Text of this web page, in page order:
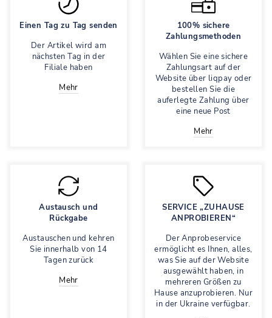
Einen Tag zu Tag senden
Der Artikel wird am
nächsten Tag in der
Filiale haben
Mehr
100% sichere
Zahlungsmethoden
Wählen Sie eine sichere
Zahlungsart auf der
Website über liqpay oder
bestellen Sie die
auferlegte Zahlung über
eine neue Post
Mehr
Austausch und
Rückgabe
Austauschen und kehren
Sie innerhalb von 14
Tagen zurück
Mehr
SERVICE „ZUHAUSE
ANPROBIEREN“
Der Anprobeservice
ermöglicht es Ihnen, alles,
was Sie auf der Website
ausgewählt haben, in
mehreren Größen zu
Hause anzuprobieren. Nur
in der Ukraine verfügbar.